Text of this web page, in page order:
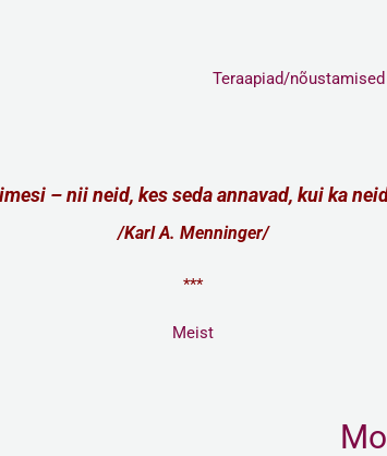
Teraapiad/nõustamised
– nii neid, kes seda annavad, kui ka
/Karl A. Menninger/
***
Meist